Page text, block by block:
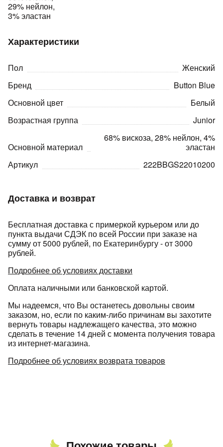
Доставка и возврат
Бесплатная доставка с примеркой курьером или до
пункта выдачи СДЭК по всей России при заказе на
сумму от 5000 рублей, по Екатеринбургу - от 3000
рублей.
Подробнее об условиях доставки
Оплата наличными или банковской картой.
Мы надеемся, что Вы останетесь довольны своим
заказом, но, если по каким-либо причинам вы захотите
вернуть товары надлежащего качества, это можно
сделать в течение 14 дней с момента получения товара
из интернет-магазина.
Подробнее об условиях возврата товаров
29% нейлон,
3% эластан
Характеристики
Пол
Женский
Бренд
Button Blue
Основной цвет
Белый
Возрастная группа
Junior
Основной материал
68% вискоза, 28% нейлон, 4%
эластан
Артикул
222BBGS22010200